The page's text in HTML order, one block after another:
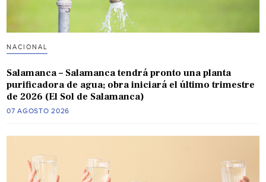
NACIONAL
Salamanca – Salamanca tendrá pronto una planta
purificadora de agua; obra iniciará el último trimestre
de 2026 (El Sol de Salamanca)
07 AGOSTO 2026